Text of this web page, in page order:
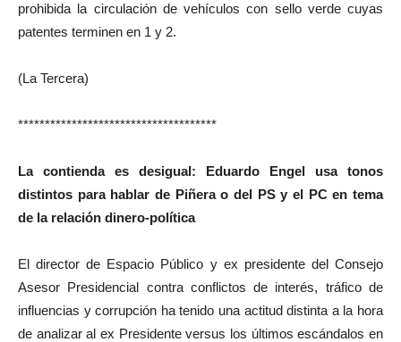
prohibida la circulación de vehículos con sello verde cuyas
patentes terminen en 1 y 2.
(La Tercera)
*************************************
La contienda es desigual: Eduardo Engel usa tonos
distintos para hablar de Piñera o del PS y el PC en tema
de la relación dinero-política
El director de Espacio Público y ex presidente del Consejo
Asesor Presidencial contra conflictos de interés, tráfico de
influencias y corrupción ha tenido una actitud distinta a la hora
de analizar al ex Presidente versus los últimos escándalos en